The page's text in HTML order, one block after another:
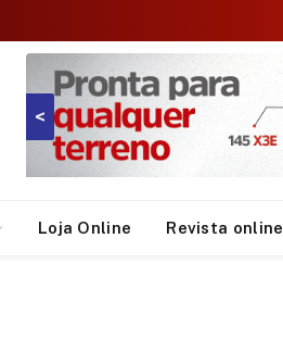
<
Loja Online Revista online